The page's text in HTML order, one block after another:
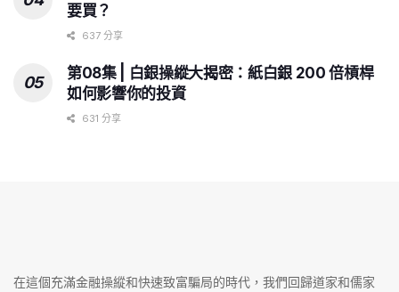
要買？
637 分享
第08集 | 白銀操縱大揭密：紙白銀 200 倍槓桿
如何影響你的投資
631 分享
在這個充滿金融操縱和快速致富騙局的時代，我們回歸道家和儒家